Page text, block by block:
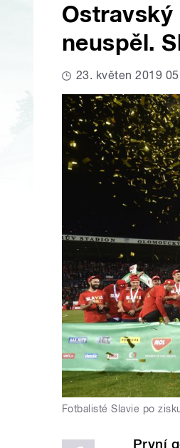
neuspěl.
23. květen 2019
Fotbalisté Slavie po
První